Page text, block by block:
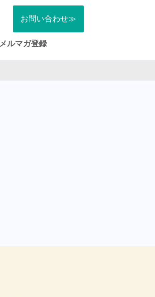
お問い合わせ≫
メルマガ登録